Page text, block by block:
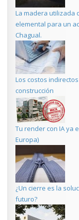
La madera utilizada
elemental para un
Chagual.
Los costos
construcción
Tu render con IA ya
Europa)
¿Un cierre es la
futuro?